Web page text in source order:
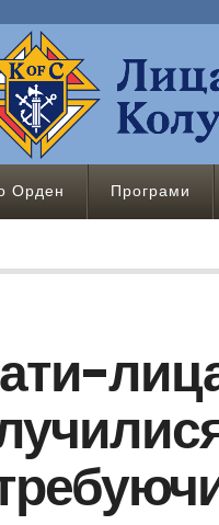
Орден Програми